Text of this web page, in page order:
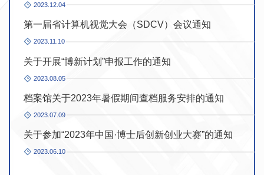
2023.12.04
第一届省计算机视觉大会（SDCV）会议通知
2023.11.10
关于开展“博新计划”申报工作的通知
2023.08.05
档案馆关于2023年暑假期间查档服务安排的通知
2023.07.09
关于参加“2023年中国·博士后创新创业大赛”的通知
2023.06.10
2023.05.09
教育计财处网上审批、凭证影像化容灾备份等系统采
购项目中标（成交）公告
2023.04.25
教育招标代理机构遴选中选公告
2023.04.24
教育材料科学与工程学院粒度分析数码显微镜等科研
设备采购项目中标（成交）公告
2023.04.24
教育水利与环境学院设备更新改造采购项目（四）中
标（成交）公告
2023.04.21